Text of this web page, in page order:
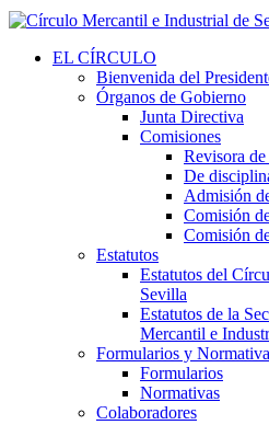
EL CÍRCULO
Bienvenida del
Órganos de Gobierno
Junta Directiva
Comisiones
Revisora de
De
Admisión
Comisión
Comisión
Estatutos
Estatutos del
Sevilla
Estatutos de la
Mercantil e
Formularios y
Formularios
Normativas
Colaboradores